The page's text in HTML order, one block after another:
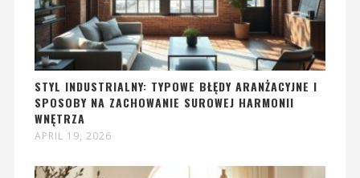
STYL INDUSTRIALNY: TYPOWE BŁĘDY ARANŻACYJNE I
SPOSOBY NA ZACHOWANIE SUROWEJ HARMONII
WNĘTRZA
APRIL 19, 2026